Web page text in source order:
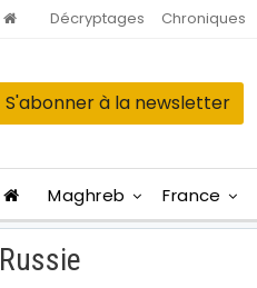
Décryptages Chroniques
S'abonner à la newsletter
Maghreb France
Russie